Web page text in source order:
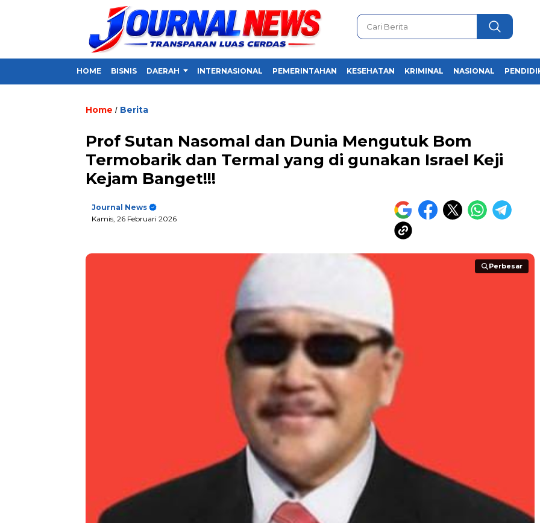
HOME BISNIS DAERAH INTERNASIONAL PEMERINTAHAN KESEHATAN KRIMINAL NASIONAL
Home / Berita
Prof Sutan Nasomal dan Dunia Mengutuk Bom
Termobarik dan Termal yang di gunakan Israel Keji
Kejam Banget!!!
Journal News
Kamis, 26 Februari 2026
Perbesar
Perbesar